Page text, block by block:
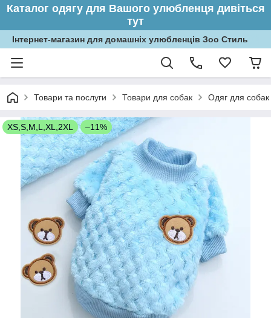
Каталог одягу для Вашого улюбленця дивіться
тут
Інтернет-магазин для домашніх улюбленців Зоо Стиль
Товари та послуги Товари для собак Одяг для собак
XS,S,M,L,XL,2XL –11%